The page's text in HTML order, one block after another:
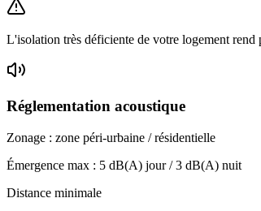
L'isolation très déficiente de votre logement
Réglementation acoustique
Zonage : zone péri-urbaine / résidentielle
Émergence max : 5 dB(A) jour /3 dB(A) nuit
Distance minimale